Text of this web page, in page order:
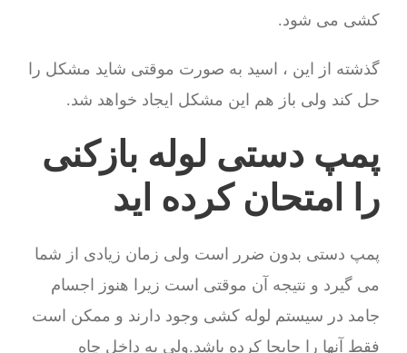
کشی می شود.
گذشته از این ، اسید به صورت موقتی شاید مشکل را
حل کند ولی باز هم این مشکل ایجاد خواهد شد.
پمپ دستی لوله بازکنی
را امتحان کرده اید
پمپ دستی بدون ضرر است ولی زمان زیادی از شما
می گیرد و نتیجه آن موقتی است زیرا هنوز اجسام
جامد در سیستم لوله کشی وجود دارند و ممکن است
فقط آنها را جابجا کرده باشد.ولی به داخل چاه